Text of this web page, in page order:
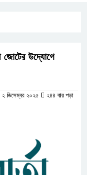
জোটের উদ্যোগে
ডিসেম্বর ২০২৫
২৪৪ বার পড়া